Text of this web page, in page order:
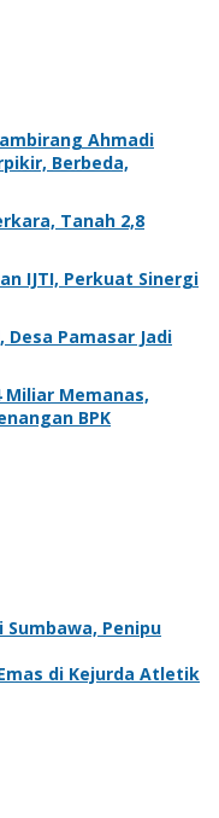
Ahmadi
Berbeda,
Tanah 2,8
IJTI, Perkuat Sinergi
Pamasar Jadi
Miliar Memanas,
BPK
Penipu
di Kejurda Atletik